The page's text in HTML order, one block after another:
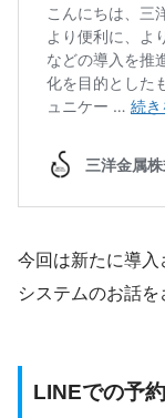
今回は新たに導
システムのお話を
LINEでの予